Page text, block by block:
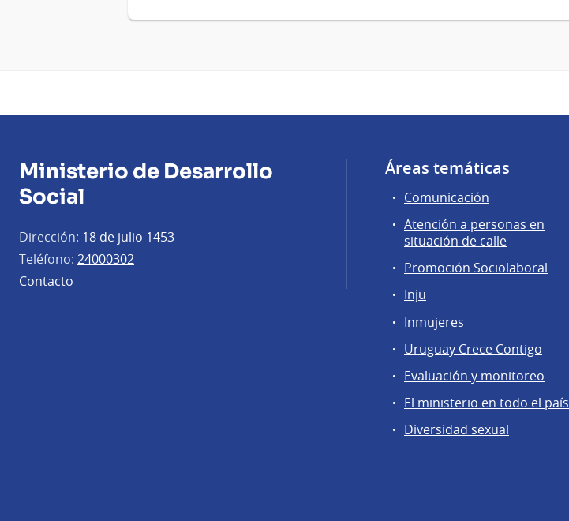
Ministerio de Desarrollo
Social
Dirección: 18 de julio 1453
Teléfono: 24000302
Contacto
Áreas temáticas
Comunicación
Atención a personas en
situación de calle
Promoción Sociolaboral
Inju
Inmujeres
Uruguay Crece Contigo
Evaluación y monitoreo
El ministerio en todo el país
Diversidad sexual